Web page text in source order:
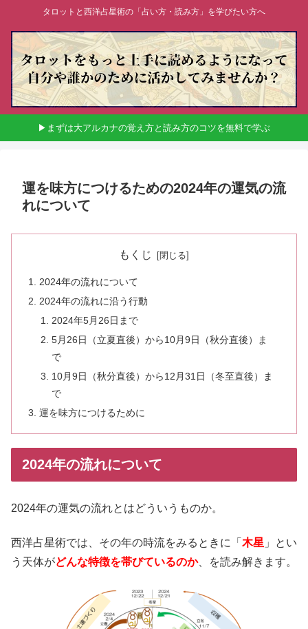
タロットと西洋占星術の「占い方・読み方」を学びたい方へ
▶まずは大アルカナの覚え方と読み方のコツを無料で学ぶ
運を味方につけるための2024年の運気の流
れについて
もくじ
2024年の流れについて
2024年の流れに沿う行動
2024年5月26日まで
5月26日（立夏直後）から10月9日（秋分直後）ま
で
10月9日（秋分直後）から12月31日（冬至直後）ま
で
運を味方につけるために
2024年の流れについて
2024年の運気の流れとはどういうものか。
西洋占星術では、その年の時流をみるときに「 木星 」とい
う天体がどんな特徴を帯びているのか、を読み解きます。